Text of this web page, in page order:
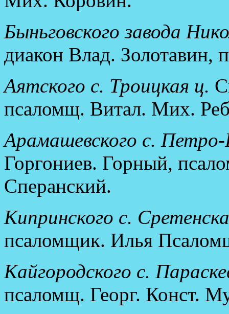
Быньговского завода
диакон Влад. Золотавин,
Аятского с. Троицкая ц.
псаломщ. Витал. Мих.
Арамашевского с. Петро-
Горгониев. Горный,
Сперанский.
Кипринского с.
псаломщик. Илья
Кайгородского с.
псаломщ. Георг. Конст.